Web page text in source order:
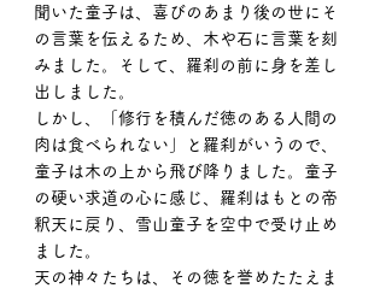
聞いた童子は、喜びのあまり後の世にそ
の言葉を伝えるため、木や石に言葉を刻
みました。そして、羅刹の前に身を差し
出しました。
しかし、「修行を積んだ徳のある人間の
肉は食べられない」と羅刹がいうので、
童子は木の上から飛び降りました。童子
の硬い求道の心に感じ、羅刹はもとの帝
釈天に戻り、雪山童子を空中で受け止め
ました。
天の神々たちは、その徳を誉めたたえま